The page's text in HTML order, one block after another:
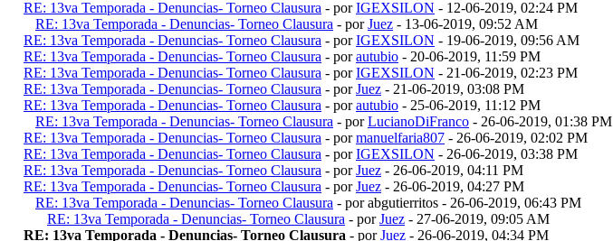
RE: 13va Temporada - Denuncias- Torneo Clausura - porIGEXSILON - 12-06-2019, 02:24 PM
RE: 13va Temporada - Denuncias- Torneo Clausura - porJuez - 13-06-2019, 09:52 AM
RE: 13va Temporada - Denuncias- Torneo Clausura - porIGEXSILON - 19-06-2019, 09:56 AM
RE: 13va Temporada - Denuncias- Torneo Clausura - porautubio - 20-06-2019, 11:59 PM
RE: 13va Temporada - Denuncias- Torneo Clausura - porIGEXSILON - 21-06-2019, 02:23 PM
RE: 13va Temporada - Denuncias- Torneo Clausura - porJuez - 21-06-2019, 03:08 PM
RE: 13va Temporada - Denuncias- Torneo Clausura - porautubio - 25-06-2019, 11:12 PM
RE: 13va Temporada - Denuncias- Torneo Clausura - porLucianoDiFranco - 26-06-2019, 01:38 PM
RE: 13va Temporada - Denuncias- Torneo Clausura - pormanuelfaria807 - 26-06-2019, 02:02 PM
RE: 13va Temporada - Denuncias- Torneo Clausura - porIGEXSILON - 26-06-2019, 03:38 PM
RE: 13va Temporada - Denuncias- Torneo Clausura - porJuez - 26-06-2019, 04:11 PM
RE: 13va Temporada - Denuncias- Torneo Clausura - porJuez - 26-06-2019, 04:27 PM
RE: 13va Temporada - Denuncias- Torneo Clausura - por abgutierritos - 26-06-2019, 06:43 PM
RE: 13va Temporada - Denuncias- Torneo Clausura - porJuez - 27-06-2019, 09:05 AM
RE: 13va Temporada - Denuncias- Torneo Clausura - porJuez - 26-06-2019, 04:34 PM